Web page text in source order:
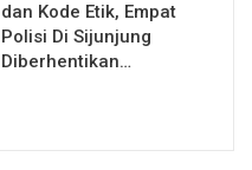
dan Kode Etik, Empat
Polisi Di Sijunjung
Diberhentikan…